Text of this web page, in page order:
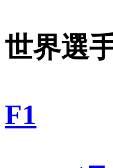
世界選
F1